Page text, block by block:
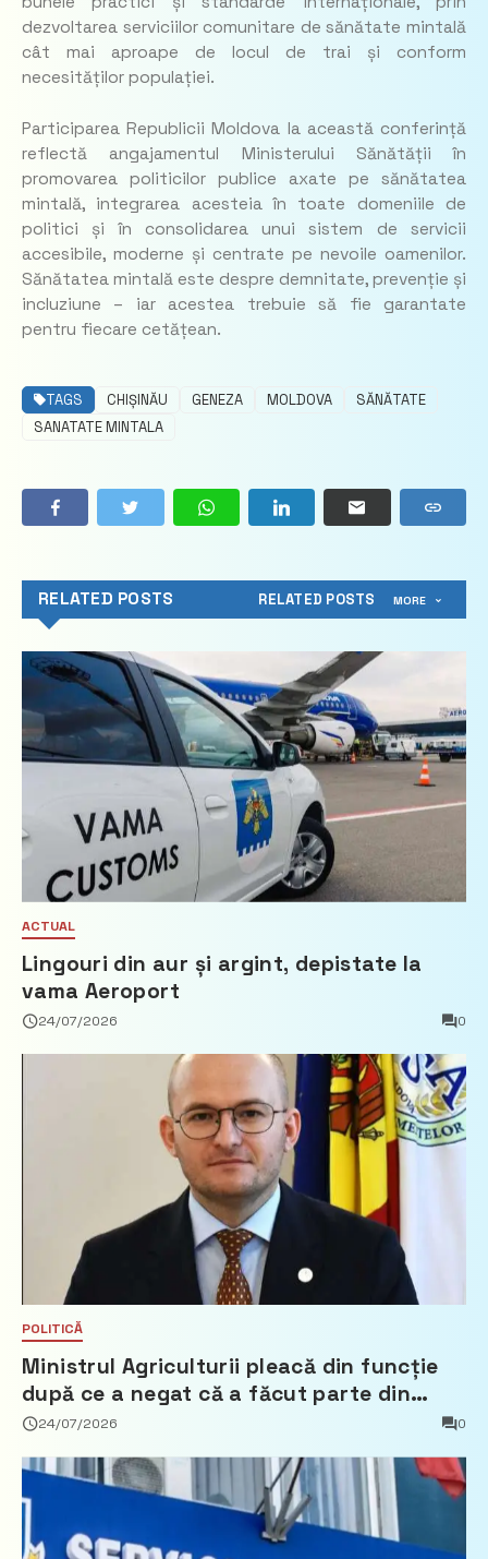
dezvoltarea serviciilor comunitare de sănătate mintală
cât mai aproape de locul de trai și conform
necesităților populației.
Participarea Republicii Moldova la această conferință
reflectă angajamentul Ministerului Sănătății în
promovarea politicilor publice axate pe sănătatea
mintală, integrarea acesteia în toate domeniile de
politici și în consolidarea unui sistem de servicii
accesibile, moderne și centrate pe nevoile oamenilor.
Sănătatea mintală este despre demnitate, prevenție și
incluziune – iar acestea trebuie să fie garantate
pentru fiecare cetățean.
TAGS CHIȘINĂU GENEZA MOLDOVA
SĂNĂTATE
SANATATE MINTALA
RELATED POSTS RELATED POSTS MORE
ACTUAL
Lingouri din aur și argint, depistate la
vama Aeroport
24/07/2026 0
POLITICĂ
Ministrul Agriculturii pleacă din funcție
după ce a negat că a făcut parte din
Partidul Democrat
24/07/2026 0